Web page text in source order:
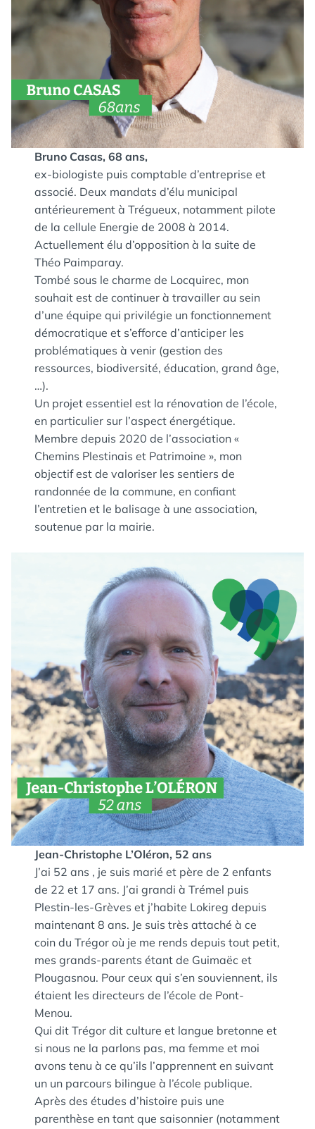
Bruno Casas, 68 ans,
ex-biologiste puis comptable d’entreprise et
associé. Deux mandats d’élu municipal
antérieurement à Trégueux, notamment pilote
de la cellule Energie de 2008 à 2014.
Actuellement élu d’opposition à la suite de
Théo Paimparay.
Tombé sous le charme de Locquirec, mon
souhait est de continuer à travailler au sein
d’une équipe qui privilégie un fonctionnement
démocratique et s’efforce d’anticiper les
problématiques à venir (gestion des
ressources, biodiversité, éducation, grand âge,
…).
Un projet essentiel est la rénovation de l’école,
en particulier sur l’aspect énergétique.
Membre depuis 2020 de l’association «
Chemins Plestinais et Patrimoine », mon
objectif est de valoriser les sentiers de
randonnée de la commune, en confiant
l’entretien et le balisage à une association,
soutenue par la mairie.
Jean-Christophe L’Oléron, 52 ans
J’ai 52 ans , je suis marié et père de 2 enfants
de 22 et 17 ans. J’ai grandi à Trémel puis
Plestin-les-Grèves et j’habite Lokireg depuis
maintenant 8 ans. Je suis très attaché à ce
coin du Trégor où je me rends depuis tout petit,
mes grands-parents étant de Guimaëc et
Plougasnou. Pour ceux qui s’en souviennent, ils
étaient les directeurs de l’école de Pont-
Menou.
Qui dit Trégor dit culture et langue bretonne et
si nous ne la parlons pas, ma femme et moi
avons tenu à ce qu’ils l’apprennent en suivant
un un parcours bilingue à l’école publique.
Après des études d’histoire puis une
parenthèse en tant que saisonnier (notamment